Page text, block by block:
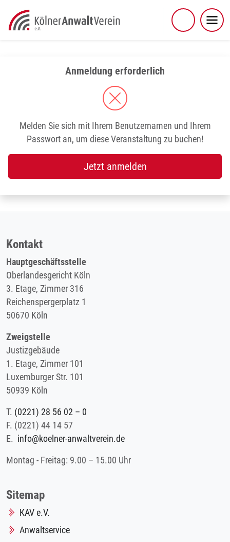
content
Anmeldung erforderlich
Melden Sie sich mit Ihrem Benutzernamen und Ihrem
Passwort an, um diese Veranstaltung zu buchen!
Jetzt anmelden
Kontakt
Hauptgeschäftsstelle
Oberlandesgericht Köln
3. Etage, Zimmer 316
Reichenspergerplatz 1
50670 Köln
Zweigstelle
Justizgebäude
1. Etage, Zimmer 101
Luxemburger Str. 101
50939 Köln
T. (0221) 28 56 02 – 0
F. (0221) 44 14 57
E. info@koelner-anwaltverein.de
Montag - Freitag: 9.00 – 15.00 Uhr
Sitemap
KAV e.V.
Anwaltservice